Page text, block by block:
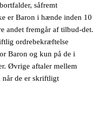
såfremt
er Baron i hænde inden 10
andet fremgår af tilbud-det.
ordrebekræftelse
Baron og kun på de i
Øvrige aftaler mellem
når de er skriftligt